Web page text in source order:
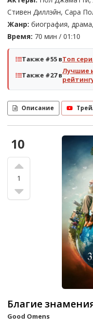
Стивен Диллэйн, Сара
Жанр: биография,
Время: 70 мин / 01:10
Также #55 вТоп
Также #27 вЛучшие
Описание
10
1
Благие
Good Omens